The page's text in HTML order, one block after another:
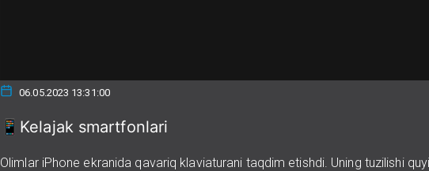
06.05.2023 13:31:00
📱Kelajak smartfonlari
Olimlar iPhone ekranida qavariq klaviaturani taqdim etishdi. Uning tuzilishi